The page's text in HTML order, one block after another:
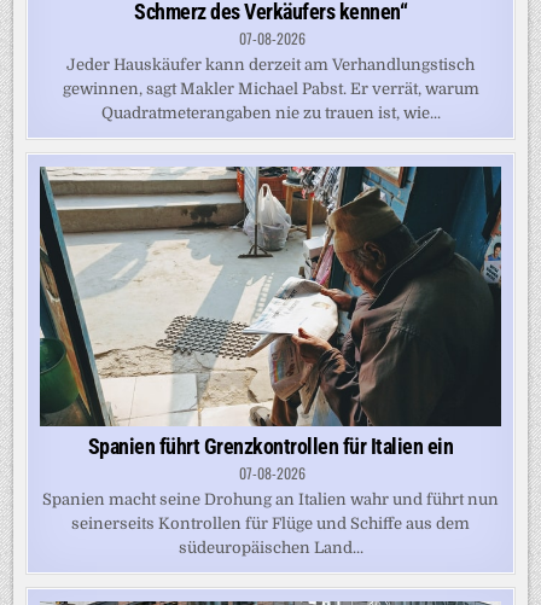
Schmerz des Verkäufers kennen“
07-08-2026
Jeder Hauskäufer kann derzeit am Verhandlungstisch
gewinnen, sagt Makler Michael Pabst. Er verrät, warum
Quadratmeterangaben nie zu trauen ist, wie...
Spanien führt Grenzkontrollen für Italien ein
07-08-2026
Spanien macht seine Drohung an Italien wahr und führt nun
seinerseits Kontrollen für Flüge und Schiffe aus dem
südeuropäischen Land...